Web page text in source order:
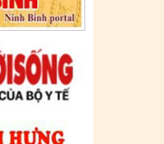
-Ngày hiệu